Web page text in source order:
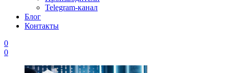
Telegram-канал
Блог
Контакты
0
0